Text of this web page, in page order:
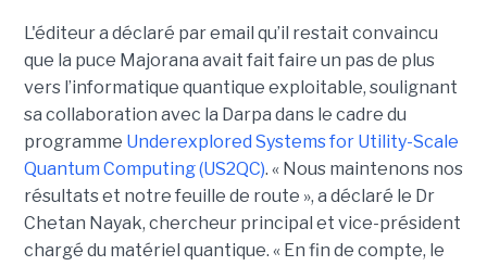
L'éditeur a déclaré par email qu’il restait convaincu
que la puce Majorana avait fait faire un pas de plus
vers l’informatique quantique exploitable, soulignant
sa collaboration avec la Darpa dans le cadre du
programme Underexplored Systems for Utility-Scale
Quantum Computing (US2QC). « Nous maintenons nos
résultats et notre feuille de route », a déclaré le Dr
Chetan Nayak, chercheur principal et vice-président
chargé du matériel quantique. « En fin de compte, le